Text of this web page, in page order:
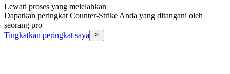
Lewati proses yang melelahkan
Dapatkan peringkat Counter-Strike Anda yang ditangani oleh
seorang pro
Tingkatkan peringkat saya